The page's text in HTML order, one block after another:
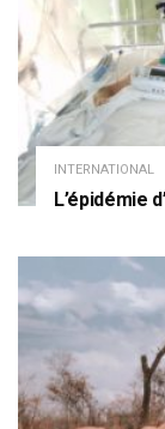
INTERNATIONAL
L’épidémie